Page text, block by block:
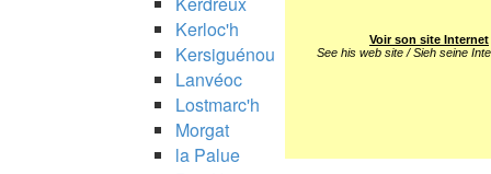
Kerloc'h
Kersiguénou
Lanvéoc
Lostmarc'h
Morgat
la Palue
Voir son site Internet
See his web site / Sieh seine